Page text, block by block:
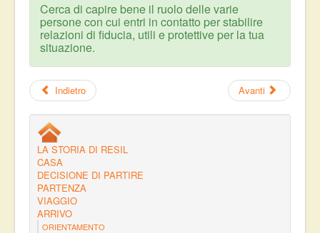
Cerca di capire bene il ruolo delle varie
persone con cui entri in contatto per stabilire
relazioni di fiducia, utili e protettive per la tua
situazione.
Indietro Avanti
LA STORIA DI RESIL
CASA
DECISIONE DI PARTIRE
PARTENZA
VIAGGIO
ARRIVO
ORIENTAMENTO